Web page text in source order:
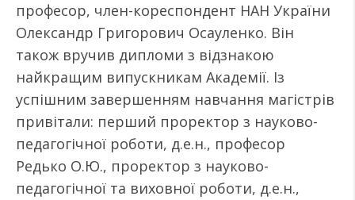
професор, член-кореспондент НАН України
Олександр Григорович Осауленко. Він
також вручив дипломи з відзнакою
найкращим випускникам Академії. Із
успішним завершенням навчання магістрів
привітали: перший проректор з науково-
педагогічної роботи, д.е.н., професор
Редько О.Ю., проректор з науково-
педагогічної та виховної роботи, д.е.н.,